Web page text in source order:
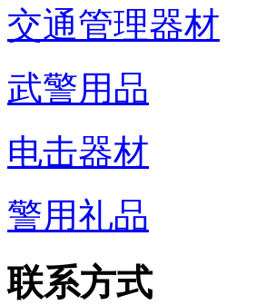
交通管理器材
武警用品
电击器材
警用礼品
联系方式